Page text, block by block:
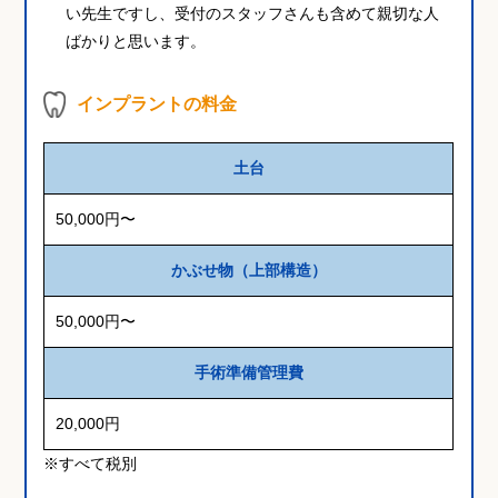
い先生ですし、受付のスタッフさんも含めて親切な人
ばかりと思います。
インプラントの料金
土台
50,000円〜
かぶせ物（上部構造）
50,000円〜
手術準備管理費
20,000円
※すべて税別